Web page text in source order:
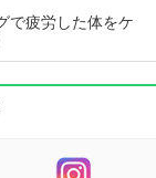
で疲労した体をケ